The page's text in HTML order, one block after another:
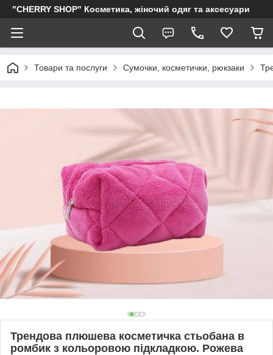
"CHERRY SHOP" Косметика, жіночий одяг та аксесуари
Товари та послуги Сумочки, косметички, рюкзаки
Трендова плюшева косметичка стьобана в
ромбик з кольоровою підкладкою. Рожева